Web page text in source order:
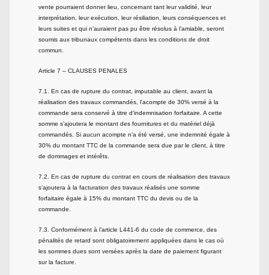
vente pourraient donner lieu, concernant tant leur validité, leur
interprétation, leur exécution, leur résiliation, leurs conséquences et
leurs suites et qui n’auraient pas pu être résolus à l’amiable, seront
soumis aux tribunaux compétents dans les conditions de droit
commun.
Article 7 – CLAUSES PENALES
7.1. En cas de rupture du contrat, imputable au client, avant la
réalisation des travaux commandés, l’acompte de 30% versé à la
commande sera conservé à titre d’indemnisation forfaitaire. A cette
somme s’ajoutera le montant des fournitures et du matériel déjà
commandés. Si aucun acompte n’a été versé, une indemnité égale à
30% du montant TTC de la commande sera due par le client, à titre
de dommages et intérêts.
7.2. En cas de rupture du contrat en cours de réalisation des travaux
s’ajoutera à la facturation des travaux réalisés une somme
forfaitaire égale à 15% du montant TTC du devis ou de la
commande.
7.3. Conformément à l’article L441-6 du code de commerce, des
pénalités de retard sont obligatoirement appliquées dans le cas où
les sommes dues sont versées après la date de paiement figurant
sur la facture.